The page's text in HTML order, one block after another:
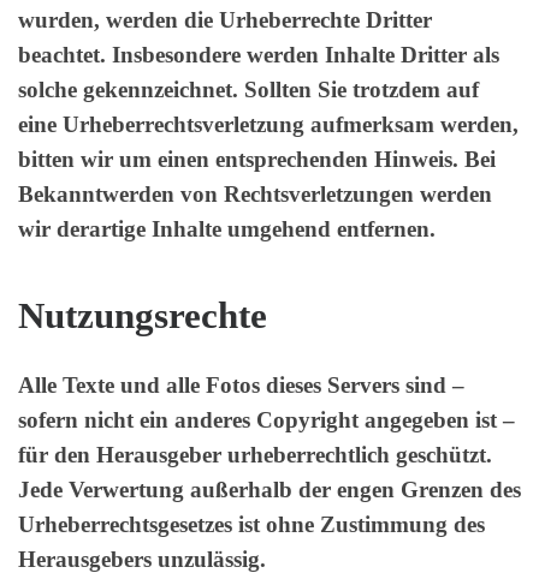
wurden, werden die Urheberrechte Dritter
beachtet. Insbesondere werden Inhalte Dritter als
solche gekennzeichnet. Sollten Sie trotzdem auf
eine Urheberrechtsverletzung aufmerksam werden,
bitten wir um einen entsprechenden Hinweis. Bei
Bekanntwerden von Rechtsverletzungen werden
wir derartige Inhalte umgehend entfernen.
Nutzungsrechte
Alle Texte und alle Fotos dieses Servers sind –
sofern nicht ein anderes Copyright angegeben ist –
für den Herausgeber urheberrechtlich geschützt.
Jede Verwertung außerhalb der engen Grenzen des
Urheberrechtsgesetzes ist ohne Zustimmung des
Herausgebers unzulässig.